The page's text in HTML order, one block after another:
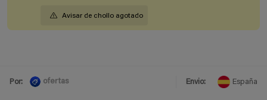
Avisar de chollo agotado
Por: ofertas Envio: España